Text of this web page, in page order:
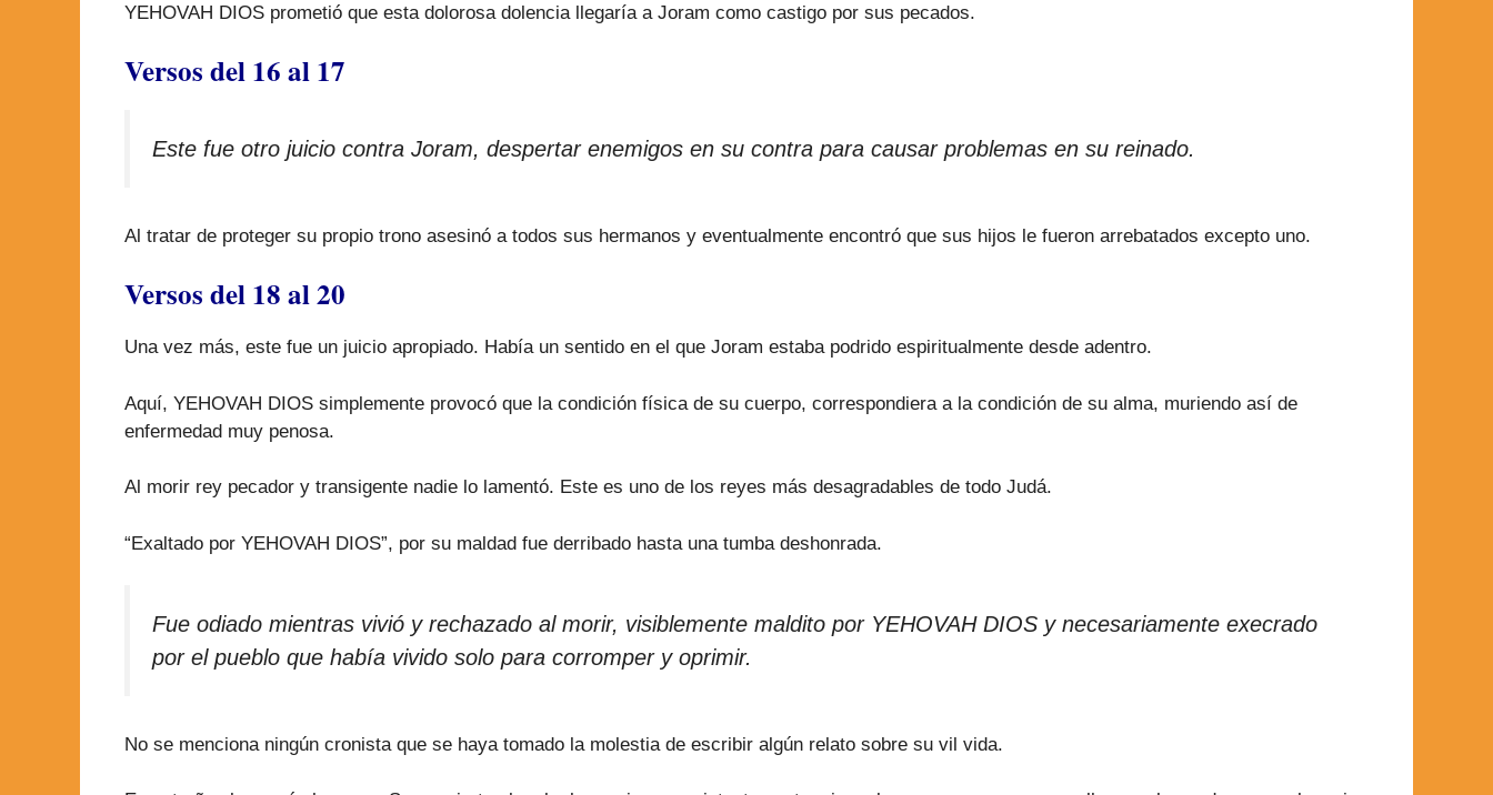
YEHOVAH DIOS prometió que esta dolorosa dolencia llegaría a Joram como castigo por sus pecados.
Versos del 16 al 17
Este fue otro juicio contra Joram, despertar enemigos en su contra para causar problemas en su reinado.
Al tratar de proteger su propio trono asesinó a todos sus hermanos y eventualmente encontró que sus hijos le fueron arrebatados excepto uno.
Versos del 18 al 20
Una vez más, este fue un juicio apropiado. Había un sentido en el que Joram estaba podrido espiritualmente desde adentro.
Aquí, YEHOVAH DIOS simplemente provocó que la condición física de su cuerpo, correspondiera a la condición de su alma, muriendo así de
enfermedad muy penosa.
Al morir rey pecador y transigente nadie lo lamentó. Este es uno de los reyes más desagradables de todo Judá.
“Exaltado por YEHOVAH DIOS”, por su maldad fue derribado hasta una tumba deshonrada.
Fue odiado mientras vivió y rechazado al morir, visiblemente maldito por YEHOVAH DIOS y necesariamente execrado
por el pueblo que había vivido solo para corromper y oprimir.
No se menciona ningún cronista que se haya tomado la molestia de escribir algún relato sobre su vil vida.